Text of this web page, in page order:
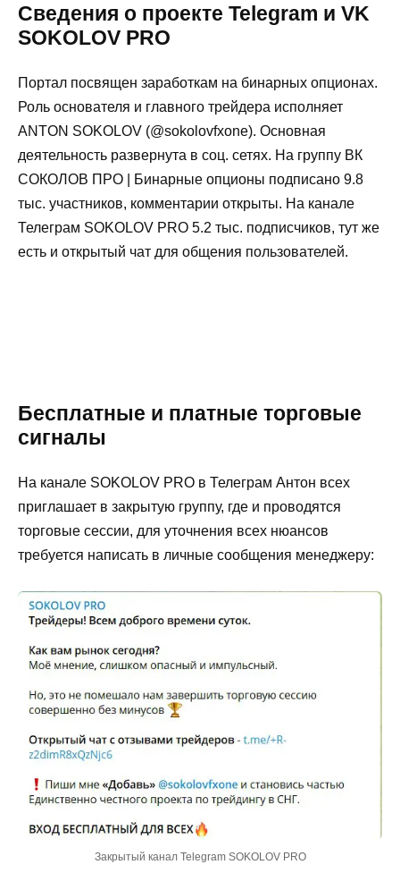
Сведения о проекте Telegram и VK
SOKOLOV PRO
Портал посвящен заработкам на бинарных опционах.
Роль основателя и главного трейдера исполняет
ANTON SOKOLOV (@sokolovfxone). Основная
деятельность развернута в соц. сетях. На группу ВК
СОКОЛОВ ПРО | Бинарные опционы подписано 9.8
тыс. участников, комментарии открыты. На канале
Телеграм SOKOLOV PRO 5.2 тыс. подписчиков, тут же
есть и открытый чат для общения пользователей.
Бесплатные и платные торговые
сигналы
На канале SOKOLOV PRO в Телеграм Антон всех
приглашает в закрытую группу, где и проводятся
торговые сессии, для уточнения всех нюансов
требуется написать в личные сообщения менеджеру:
Закрытый канал Telegram SOKOLOV PRO